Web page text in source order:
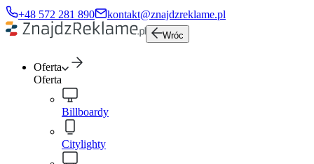
+48 572 281 890 kontakt@znajdzreklame.pl
Wróc
Oferta
Oferta
Billboardy
Citylighty